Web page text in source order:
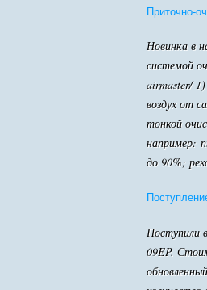
Приточно-
Новинка в
системой
airmaster/
воздух от
тонкой
например:
до 90%;
Поступили
09EP.